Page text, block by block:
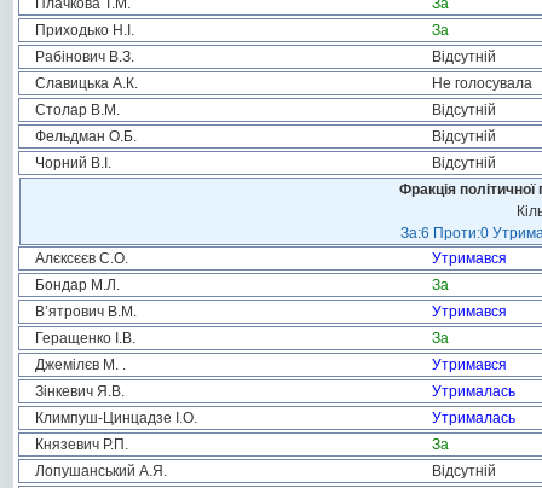
Плачкова Т.М.
За
Приходько Н.І.
За
Рабінович В.З.
Відсутній
Славицька А.К.
Не голосувала
Столар В.М.
Відсутній
Фельдман О.Б.
Відсутній
Чорний В.І.
Відсутній
Фракція
За:6 Проти:0
Алєксєєв С.О.
Утримався
Бондар М.Л.
За
В’ятрович В.М.
Утримався
Геращенко І.В.
За
Джемілєв М. .
Утримався
Зінкевич Я.В.
Утрималась
Климпуш-Цинцадзе І.О.
Утрималась
Князевич Р.П.
За
Лопушанський А.Я.
Відсутній